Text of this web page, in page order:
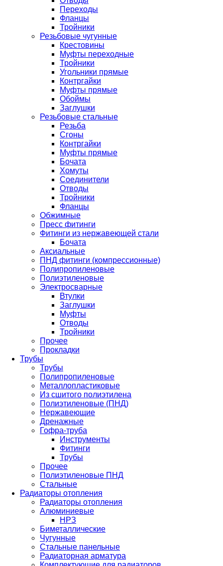
Переходы
Фланцы
Тройники
Резьбовые чугунные
Крестовины
Муфты переходные
Тройники
Угольники прямые
Контргайки
Муфты прямые
Обоймы
Заглушки
Резьбовые стальные
Резьба
Сгоны
Контргайки
Муфты прямые
Бочата
Хомуты
Соединители
Отводы
Тройники
Фланцы
Обжимные
Пресс фитинги
Фитинги из нержавеющей стали
Бочата
Аксиальные
ПНД фитинги (компрессионные)
Полипропиленовые
Полиэтиленовые
Электросварные
Втулки
Заглушки
Муфты
Отводы
Тройники
Прочее
Прокладки
Трубы
Трубы
Полипропиленовые
Металлопластиковые
Из сшитого полиэтилена
Полиэтиленовые (ПНД)
Нержавеющие
Дренажные
Гофра-труба
Инструменты
Фитинги
Трубы
Прочее
Полиэтиленовые ПНД
Стальные
Радиаторы отопления
Радиаторы отопления
Алюминиевые
НРЗ
Биметаллические
Чугунные
Стальные панельные
Радиаторная арматура